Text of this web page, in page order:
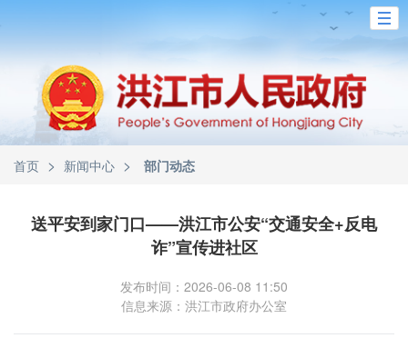
首页 > 新闻中心 > 部门动态
送平安到家门口——洪江市公安“交通安全+反电
诈”宣传进社区
发布时间：2026-06-08 11:50
信息来源：洪江市政府办公室